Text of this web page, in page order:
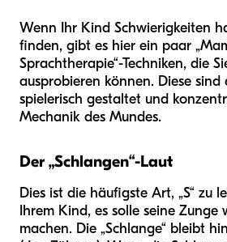
Wenn Ihr Kind Schwierigkeiten
finden, gibt es hier ein paar
Sprachtherapie“-Techniken, die
ausprobieren können. Diese sind
spielerisch gestaltet und
Mechanik des Mundes.
Der „Schlangen“-Laut
Dies ist die häufigste Art, „S“ zu
Ihrem Kind, es solle seine Zunge
machen. Die „Schlange“ bleibt